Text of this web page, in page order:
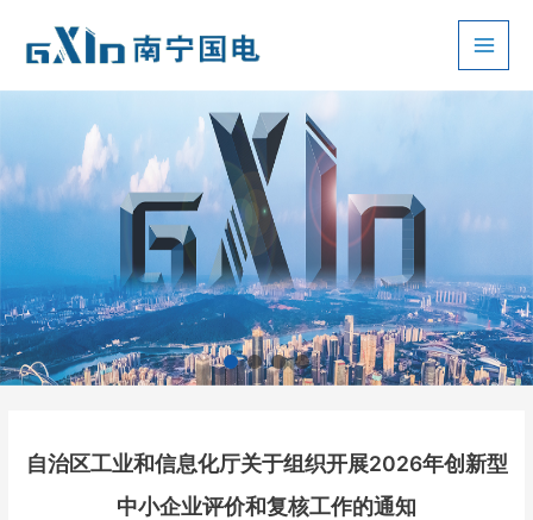
Main
自治区工业和信息化厅关于组织开展2026年创新型
中小企业评价和复核工作的通知